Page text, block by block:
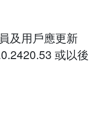
及用戶應更新
或以後